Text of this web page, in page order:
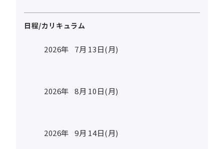
日程/カリキュラム
2026年 7月 13日(月)
2026年 8月 10日(月)
2026年 9月 14日(月)